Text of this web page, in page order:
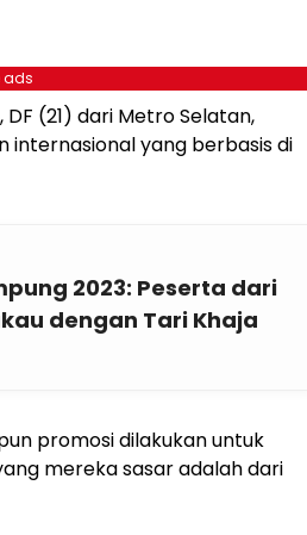
ads
(21) dari Metro Selatan,
internasional yang berbasis di
2023: Peserta dari
dengan Tari Khaja
promosi dilakukan untuk
mereka sasar adalah dari